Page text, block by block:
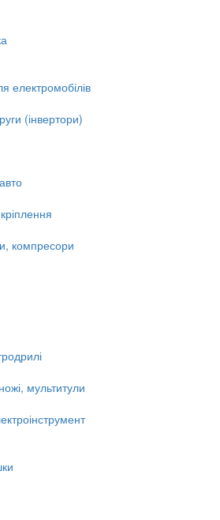
електромобілів
(інвертори)
компресори
мультитули